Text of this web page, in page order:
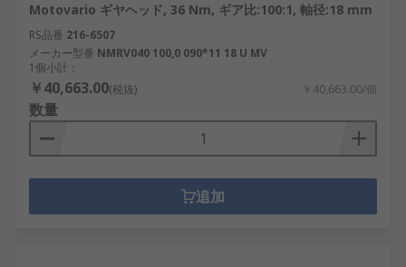
Motovario ギヤヘッド, 36 Nm, ギア比:100:1, 軸径:18 mm
RS品番 216-6507
メーカー型番 NMRV040 100,0 090*11 18 U MV
1個小計：
￥40,663.00(税抜) ￥40,663.00/個
数量
追加